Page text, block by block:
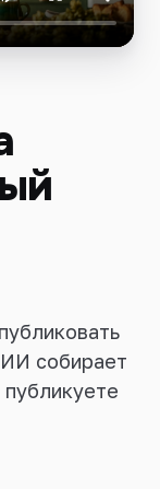
собирает